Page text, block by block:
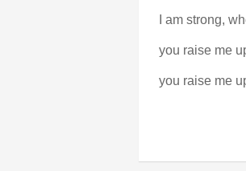
I am strong,
you raise me
you raise me